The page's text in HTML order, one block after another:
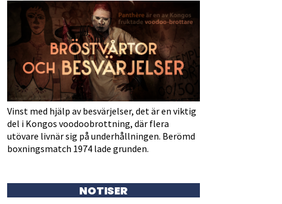
Vinst med hjälp av besvärjelser, det är en viktig
del i Kongos voodoobrottning, där flera
utövare livnär sig på underhållningen. Berömd
boxningsmatch 1974 lade grunden.
NOTISER